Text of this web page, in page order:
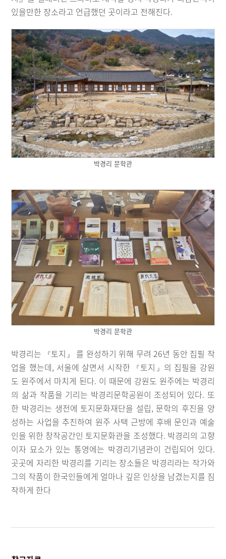
있을만한 장소라고 언급했던 곳이라고 전해진다.
박경리 문학관
박경리 문학관
박경리는 『토지 』
를 완성하기 위해 무려 26년 동안 집필 작
업을 했는데, 서울에 살면서 시작한
『 토지 』 의 집필을 강원
도 원주에서 마치게 된다. 이 때문에 강원도 원주에는 박경리
의 삶과 작품을 기리는 박경리문학공원이 조성되어 있다. 또
한 박경리는 생전에 토지문화재단을 설립, 문학의 후진을 양
성하는 사업을 추진하여 원주 사택 근방에 후배 문인과 예술
인을 위한 창작공간인 토지문화관을 조성했다. 박경리의 고향
이자 묘소가 있는 통영에는 박경리기념관이 건립되어 있다.
곳곳에 자리한 박경리를 기리는 장소들은 박경리라는 작가와
그의 작품이 한국인들에게 얼마나 깊은 인상을 남겼는지를 짐
작하게 한다